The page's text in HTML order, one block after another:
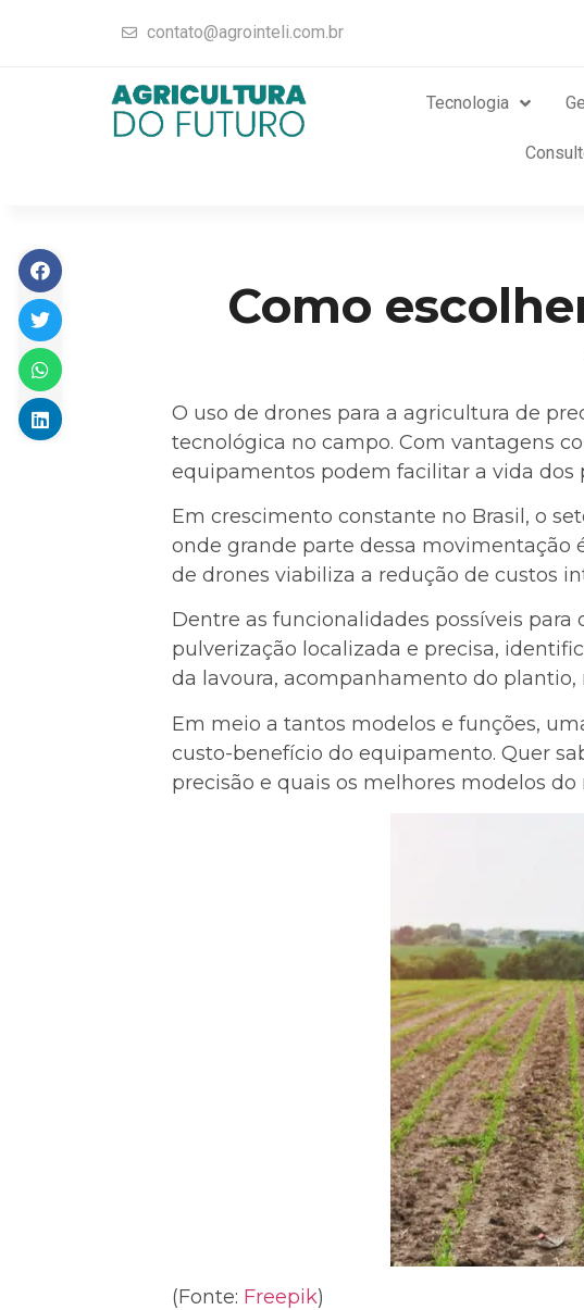
contato@agrointeli.com.br
Tecnologia
Como
O uso de drones para a agricultura de
tecnológica no campo. Com vantagens
equipamentos podem facilitar a vida dos
Em crescimento constante no Brasil, o
onde grande parte dessa movimentação
de drones viabiliza a redução de custos
Dentre as funcionalidades possíveis
pulverização localizada e precisa,
da lavoura, acompanhamento do
Em meio a tantos modelos e funções,
custo-benefício do equipamento. Quer
precisão e quais os melhores modelos
(Fonte: Freepik)